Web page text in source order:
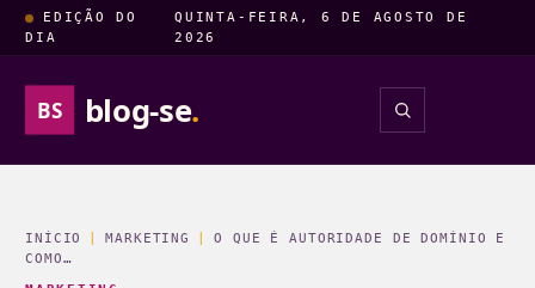
EDIÇÃO DO
DIA
QUINTA-FEIRA, 6 DE AGOSTO DE
2026
BS blog-se.
INÍCIO MARKETING
O QUE É AUTORIDADE DE DOMÍNIO E
COMO…